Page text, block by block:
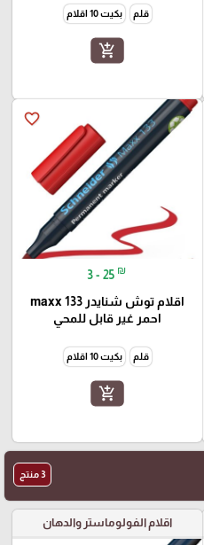
قلم بكيت 10 اقلام
add_shopping_cart
favorite_border
3 - 25 ₪
اقلام توش شنايدر maxx 133
احمر غير قابل للمحي
قلم بكيت 10 اقلام
add_shopping_cart
3 منتج
اقلام الفولوماستر والدهان